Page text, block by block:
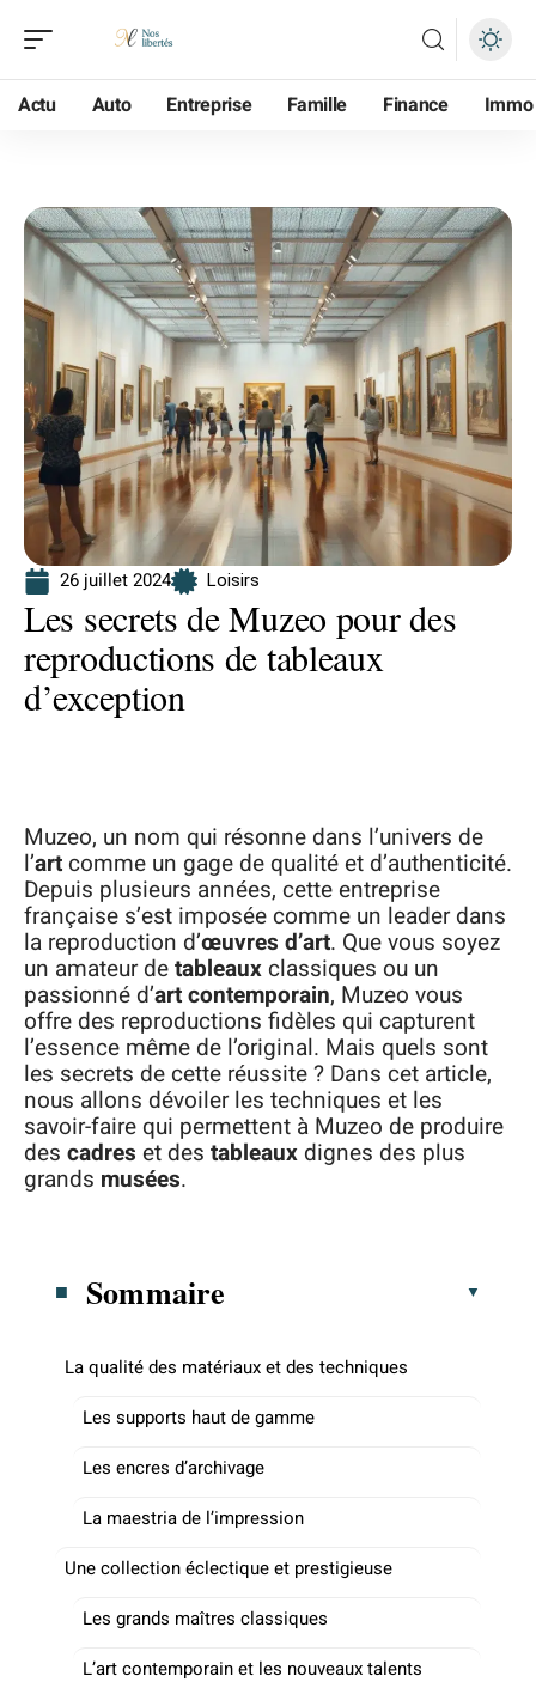
Actu Auto Entreprise Famille Finance Immo
26 juillet 2024 Loisirs
Les secrets de Muzeo pour des
reproductions de tableaux
d’exception
Muzeo, un nom qui résonne dans l’univers de
l’artcomme un gage de qualité et d’authenticité.
Depuis plusieurs années, cette entreprise
française s’est imposée comme un leader dans
la reproduction d’œuvres d’art. Que vous soyez
un amateur detableauxclassiques ou un
passionné d’art contemporain, Muzeo vous
offre des reproductions fidèles qui capturent
l’essence même de l’original. Mais quels sont
les secrets de cette réussite ? Dans cet article,
nous allons dévoiler les techniques et les
savoir-faire qui permettent à Muzeo de produire
des cadres et des tableaux dignes des plus
grands musées.
Sommaire
La qualité des matériaux et des techniques
Les supports haut de gamme
Les encres d’archivage
La maestria de l’impression
Une collection éclectique et prestigieuse
Les grands maîtres classiques
L’art contemporain et les nouveaux talents